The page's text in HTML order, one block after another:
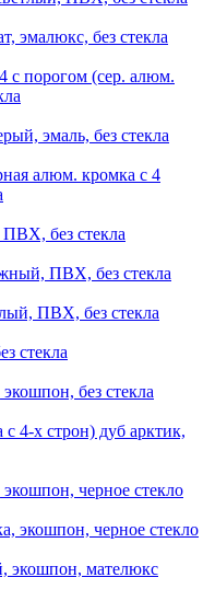
эмалюкс, без стекла
с порогом (сер. алюм.
эмаль, без стекла
алюм. кромка с 4
без стекла
ПВХ, без стекла
ПВХ, без стекла
стекла
без стекла
4-х строн) дуб арктик,
черное стекло
экошпон, черное стекло
экошпон, мателюкс